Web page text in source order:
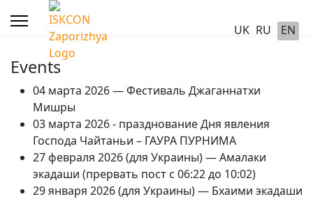
UK RU EN
Events
04 марта 2026 — Фестиваль Джаганнатхи
Мишры
03 марта 2026 - празднование Дня явления
Господа Чайтаньи – ГАУРА ПУРНИМА
27 февраля 2026 (для Украины) — Амалаки
экадаши (прервать пост с 06:22 до 10:02)
29 января 2026 (для Украины) — Бхаими экадаши